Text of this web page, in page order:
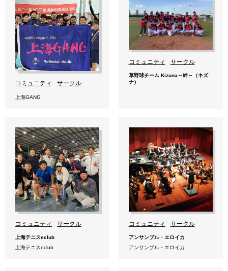
コミュニティ サークル
上海GANG
コミュニティ サークル
草野球チーム Kizuna～絆～（キズ
ナ）
コミュニティ サークル
上海テニスeclub
上海テニスeclub
コミュニティ サークル
アンサンブル・エロイカ
アンサンブル・エロイカ